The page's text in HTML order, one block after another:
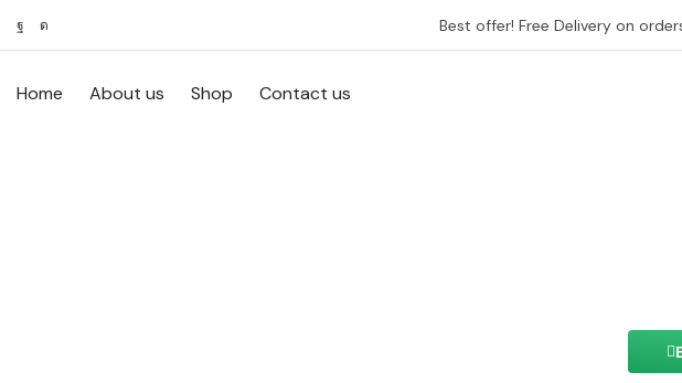
Best offer! Free Delivery on
Home About us Shop Contact us